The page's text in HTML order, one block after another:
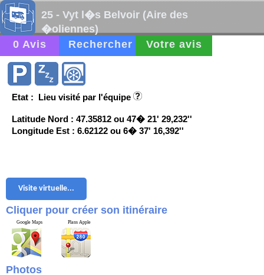
25 - Vyt l�s Belvoir (Aire des
�oliennes)
0 Avis
Rechercher Votre avis
Etat : Lieu visité par l'équipe
Latitude Nord : 47.35812 ou 47� 21' 29,232''
Longitude Est : 6.62122 ou 6� 37' 16,392''
Visite virtuelle...
Cliquer pour créer son itinéraire
Google Maps Plans Apple
Photos